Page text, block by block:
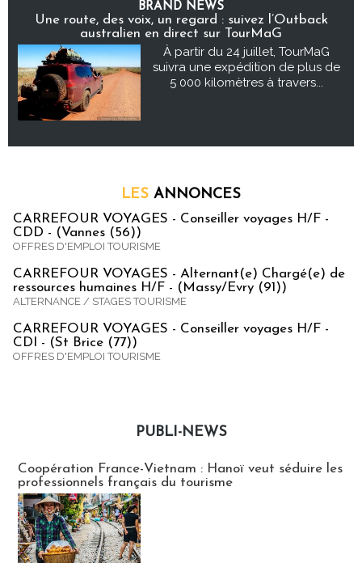
BRAND NEWS
Une route, des voix, un regard : suivez l’Outback
australien en direct sur TourMaG
À partir du 24 juillet, TourMaG
suivra une expédition de plus de
5 000 kilomètres à travers...
LES ANNONCES
CARREFOUR VOYAGES - Conseiller voyages H/F -
CDD - (Vannes (56))
OFFRES D'EMPLOI TOURISME
CARREFOUR VOYAGES - Alternant(e) Chargé(e) de
ressources humaines H/F - (Massy/Evry (91))
ALTERNANCE / STAGES TOURISME
CARREFOUR VOYAGES - Conseiller voyages H/F -
CDI - (St Brice (77))
OFFRES D'EMPLOI TOURISME
PUBLI-NEWS
Coopération France-Vietnam : Hanoï veut séduire les
professionnels français du tourisme